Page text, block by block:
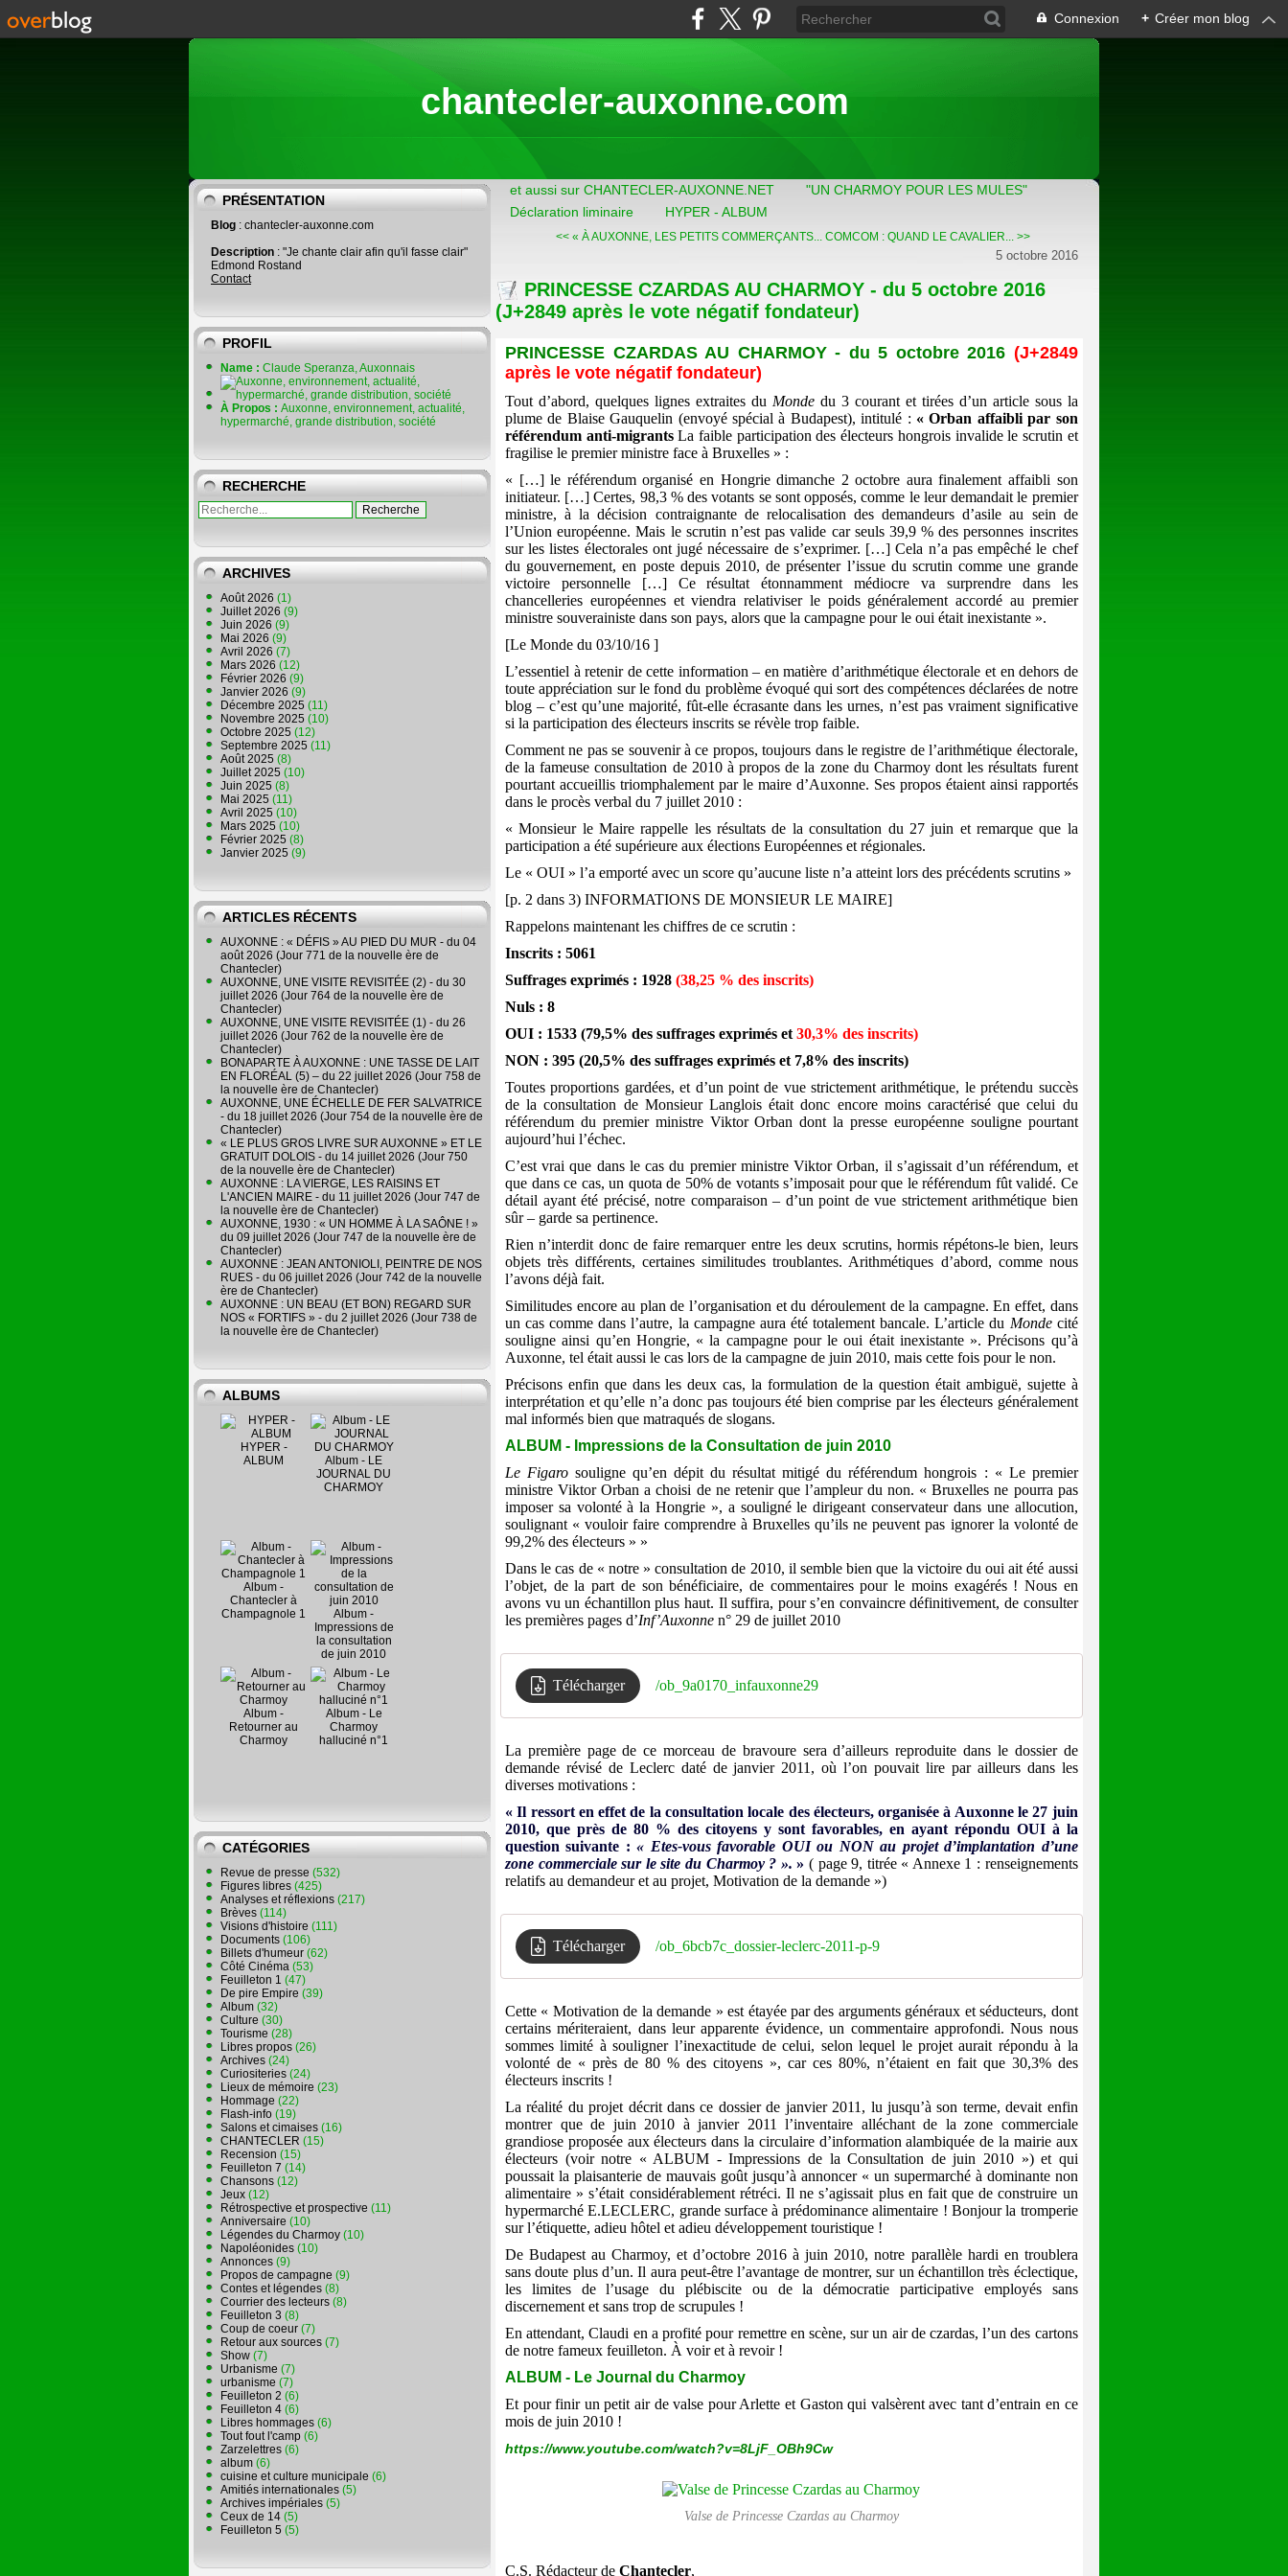
Connexion + Créer mon blog
chantecler-auxonne.com
PRÉSENTATION
Blog : chantecler-auxonne.com
Description : "Je chante clair afin qu'il fasse clair"
Edmond Rostand
Contact
PROFIL
Name : Claude Speranza, Auxonnais
À Propos : Auxonne, environnement, actualité,
hypermarché, grande distribution, société
RECHERCHE
ARCHIVES
Août 2026 (1)
Juillet 2026 (9)
Juin 2026 (9)
Mai 2026 (9)
Avril 2026 (7)
Mars 2026 (12)
Février 2026 (9)
Janvier 2026 (9)
Décembre 2025 (11)
Novembre 2025 (10)
Octobre 2025 (12)
Septembre 2025 (11)
Août 2025 (8)
Juillet 2025 (10)
Juin 2025 (8)
Mai 2025 (11)
Avril 2025 (10)
Mars 2025 (10)
Février 2025 (8)
Janvier 2025 (9)
ARTICLES RÉCENTS
AUXONNE : « DÉFIS » AU PIED DU MUR - du 04
août 2026 (Jour 771 de la nouvelle ère de
Chantecler)
AUXONNE, UNE VISITE REVISITÉE (2) - du 30
juillet 2026 (Jour 764 de la nouvelle ère de
Chantecler)
AUXONNE, UNE VISITE REVISITÉE (1) - du 26
juillet 2026 (Jour 762 de la nouvelle ère de
Chantecler)
BONAPARTE À AUXONNE : UNE TASSE DE LAIT
EN FLORÉAL (5) – du 22 juillet 2026 (Jour 758 de
la nouvelle ère de Chantecler)
AUXONNE, UNE ÉCHELLE DE FER SALVATRICE
- du 18 juillet 2026 (Jour 754 de la nouvelle ère de
Chantecler)
« LE PLUS GROS LIVRE SUR AUXONNE » ET LE
GRATUIT DOLOIS - du 14 juillet 2026 (Jour 750
de la nouvelle ère de Chantecler)
AUXONNE : LA VIERGE, LES RAISINS ET
L'ANCIEN MAIRE - du 11 juillet 2026 (Jour 747 de
la nouvelle ère de Chantecler)
AUXONNE, 1930 : « UN HOMME À LA SAÔNE ! »
du 09 juillet 2026 (Jour 747 de la nouvelle ère de
Chantecler)
AUXONNE : JEAN ANTONIOLI, PEINTRE DE NOS
RUES - du 06 juillet 2026 (Jour 742 de la nouvelle
ère de Chantecler)
AUXONNE : UN BEAU (ET BON) REGARD SUR
NOS « FORTIFS » - du 2 juillet 2026 (Jour 738 de
la nouvelle ère de Chantecler)
ALBUMS
HYPER -
ALBUM
Album - LE
JOURNAL DU
CHARMOY
Album -
Chantecler à
Champagnole 1
Album -
Impressions de
la consultation
de juin 2010
Album -
Retourner au
Charmoy
Album - Le
Charmoy
halluciné n°1
CATÉGORIES
Revue de presse (532)
Figures libres (425)
Analyses et réflexions (217)
Brèves (114)
Visions d'histoire (111)
Documents (106)
Billets d'humeur (62)
Côté Cinéma (53)
Feuilleton 1 (47)
De pire Empire (39)
Album (32)
Culture (30)
Tourisme (28)
Libres propos (26)
Archives (24)
Curiositeries (24)
Lieux de mémoire (23)
Hommage (22)
Flash-info (19)
Salons et cimaises (16)
CHANTECLER (15)
Recension (15)
Feuilleton 7 (14)
Chansons (12)
Jeux (12)
Rétrospective et prospective (11)
Anniversaire (10)
Légendes du Charmoy (10)
Napoléonides (10)
Annonces (9)
Propos de campagne (9)
Contes et légendes (8)
Courrier des lecteurs (8)
Feuilleton 3 (8)
Coup de coeur (7)
Retour aux sources (7)
Show (7)
Urbanisme (7)
urbanisme (7)
Feuilleton 2 (6)
Feuilleton 4 (6)
Libres hommages (6)
Tout fout l'camp (6)
Zarzelettres (6)
album (6)
cuisine et culture municipale (6)
Amitiés internationales (5)
Archives impériales (5)
Ceux de 14 (5)
Feuilleton 5 (5)
et aussi sur CHANTECLER-AUXONNE.NET
"UN CHARMOY POUR LES MULES"
Déclaration liminaire
HYPER - ALBUM
<< « À AUXONNE, LES PETITS COMMERÇANTS... COMCOM : QUAND LE CAVALIER... >>
5 octobre 2016
PRINCESSE CZARDAS AU CHARMOY - du 5 octobre 2016
(J+2849 après le vote négatif fondateur)
PRINCESSE CZARDAS AU CHARMOY - du 5 octobre 2016 (J+2849
après le vote négatif fondateur)
Tout d’abord, quelques lignes extraites du Mondedu 3 courant et tirées d’un article sous la
plume de Blaise Gauquelin (envoyé spécial à Budapest), intitulé : « Orban affaibli par son
référendum anti-migrantsLa faible participation des électeurs hongrois invalide le scrutin et
fragilise le premier ministre face à Bruxelles » :
« […] le référendum organisé en Hongrie dimanche 2 octobre aura finalement affaibli son
initiateur. […] Certes, 98,3 % des votants se sont opposés, comme le leur demandait le premier
ministre, à la décision contraignante de relocalisation des demandeurs d’asile au sein de
l’Union européenne. Mais le scrutin n’est pas valide car seuls 39,9 % des personnes inscrites
sur les listes électorales ont jugé nécessaire de s’exprimer. […] Cela n’a pas empêché le chef
du gouvernement, en poste depuis 2010, de présenter l’issue du scrutin comme une grande
victoire personnelle […] Ce résultat étonnamment médiocre va surprendre dans les
chancelleries européennes et viendra relativiser le poids généralement accordé au premier
ministre souverainiste dans son pays, alors que la campagne pour le oui était inexistante ».
[Le Monde du 03/10/16 ]
L’essentiel à retenir de cette information – en matière d’arithmétique électorale et en dehors de
toute appréciation sur le fond du problème évoqué qui sort des compétences déclarées de notre
blog – c’est qu’une majorité, fût-elle écrasante dans les urnes, n’est pas vraiment significative
si la participation des électeurs inscrits se révèle trop faible.
Comment ne pas se souvenir à ce propos, toujours dans le registre de l’arithmétique électorale,
de la fameuse consultation de 2010 à propos de la zone du Charmoy dont les résultats furent
pourtant accueillis triomphalement par le maire d’Auxonne. Ses propos étaient ainsi rapportés
dans le procès verbal du 7 juillet 2010 :
« Monsieur le Maire rappelle les résultats de la consultation du 27 juin et remarque que la
participation a été supérieure aux élections Européennes et régionales.
Le « OUI » l’a emporté avec un score qu’aucune liste n’a atteint lors des précédents scrutins »
[p. 2 dans 3) INFORMATIONS DE MONSIEUR LE MAIRE]
Rappelons maintenant les chiffres de ce scrutin :
Inscrits : 5061
Suffrages exprimés : 1928 (38,25 % des inscrits)
Nuls : 8
OUI : 1533 (79,5% des suffrages exprimés et 30,3% des inscrits)
NON : 395 (20,5% des suffrages exprimés et 7,8% des inscrits)
Toutes proportions gardées, et d’un point de vue strictement arithmétique, le prétendu succès
de la consultation de Monsieur Langlois était donc encore moins caractérisé que celui du
référendum du premier ministre Viktor Orban dont la presse européenne souligne pourtant
aujourd’hui l’échec.
C’est vrai que dans le cas du premier ministre Viktor Orban, il s’agissait d’un référendum, et
que dans ce cas, un quota de 50% de votants s’imposait pour que le référendum fût validé. Ce
détail ayant été précisé, notre comparaison – d’un point de vue strictement arithmétique bien
sûr – garde sa pertinence.
Rien n’interdit donc de faire remarquer entre les deux scrutins, hormis répétons-le bien, leurs
objets très différents, certaines similitudes troublantes. Arithmétiques d’abord, comme nous
l’avons déjà fait.
Similitudes encore au plan de l’organisation et du déroulement de la campagne. En effet, dans
un cas comme dans l’autre, la campagne aura été totalement bancale. L’article du Mondecité
souligne ainsi qu’en Hongrie, « la campagne pour le oui était inexistante ». Précisons qu’à
Auxonne, tel était aussi le cas lors de la campagne de juin 2010, mais cette fois pour le non.
Précisons enfin que dans les deux cas, la formulation de la question était ambiguë, sujette à
interprétation et qu’elle n’a donc pas toujours été bien comprise par les électeurs généralement
mal informés bien que matraqués de slogans.
ALBUM - Impressions de la Consultation de juin 2010
Le Figaro souligne qu’en dépit du résultat mitigé du référendum hongrois : « Le premier
ministre Viktor Orban a choisi de ne retenir que l’ampleur du non. « Bruxelles ne pourra pas
imposer sa volonté à la Hongrie », a souligné le dirigeant conservateur dans une allocution,
soulignant « vouloir faire comprendre à Bruxelles qu’ils ne peuvent pas ignorer la volonté de
99,2% des électeurs » »
Dans le cas de « notre » consultation de 2010, il semble bien que la victoire du oui ait été aussi
l’objet, de la part de son bénéficiaire, de commentaires pour le moins exagérés ! Nous en
avons vu un échantillon plus haut. Il suffira, pour s’en convaincre définitivement, de consulter
les premières pages d’Inf’Auxonne n° 29 de juillet 2010
Télécharger /ob_9a0170_infauxonne29
La première page de ce morceau de bravoure sera d’ailleurs reproduite dans le dossier de
demande révisé de Leclerc daté de janvier 2011, où l’on pouvait lire par ailleurs dans les
diverses motivations :
« Il ressort en effet de la consultation locale des électeurs, organisée à Auxonne le 27 juin
2010, que près de 80 % des citoyens y sont favorables, en ayant répondu OUI à la
question suivante :« Etes-vous favorable OUI ou NON au projet d’implantation d’une
zone commerciale sur le site du Charmoy ? ».» ( page 9, titrée « Annexe 1 : renseignements
relatifs au demandeur et au projet, Motivation de la demande »)
Télécharger /ob_6bcb7c_dossier-leclerc-2011-p-9
Cette « Motivation de la demande » est étayée par des arguments généraux et séducteurs, dont
certains mériteraient, dans leur apparente évidence, un commentaire approfondi. Nous nous
sommes limité à souligner l’inexactitude de celui, selon lequel le projet aurait répondu à la
volonté de « près de 80 % des citoyens », car ces 80%, n’étaient en fait que 30,3% des
électeurs inscrits !
La réalité du projet décrit dans ce dossier de janvier 2011, lu jusqu’à son terme, devait enfin
montrer que de juin 2010 à janvier 2011 l’inventaire alléchant de la zone commerciale
grandiose proposée aux électeurs dans la circulaire d’information alambiquée de la mairie aux
électeurs (voir notre « ALBUM - Impressions de la Consultation de juin 2010 ») et qui
poussait la plaisanterie de mauvais goût jusqu’à annoncer « un supermarché à dominante non
alimentaire » s’était considérablement rétréci. Il ne s’agissait plus en fait que de construire un
hypermarché E.LECLERC, grande surface à prédominance alimentaire ! Bonjour la tromperie
sur l’étiquette, adieu hôtel et adieu développement touristique !
De Budapest au Charmoy, et d’octobre 2016 à juin 2010, notre parallèle hardi en troublera
sans doute plus d’un. Il aura peut-être l’avantage de montrer, sur un échantillon très éclectique,
les limites de l’usage du plébiscite ou de la démocratie participative employés sans
discernement et sans trop de scrupules !
En attendant, Claudi en a profité pour remettre en scène, sur un air de czardas, l’un des cartons
de notre fameux feuilleton. À voir et à revoir !
ALBUM - Le Journal du Charmoy
Et pour finir un petit air de valse pour Arlette et Gaston qui valsèrent avec tant d’entrain en ce
mois de juin 2010 !
https://www.youtube.com/watch?v=8LjF_OBh9Cw
Valse de Princesse Czardas au Charmoy
C.S. Rédacteur de Chantecler,